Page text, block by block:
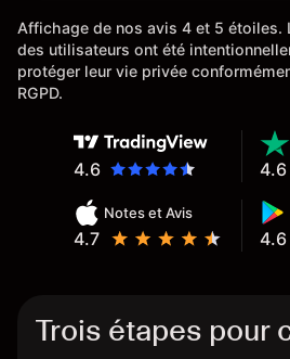
Affichage de nos avis 4 et 5 étoiles.
des utilisateurs ont été
protéger leur vie privée
RGPD.
4.6
Notes et Avis
4.7 4.6
4.6
Trois étapes pour